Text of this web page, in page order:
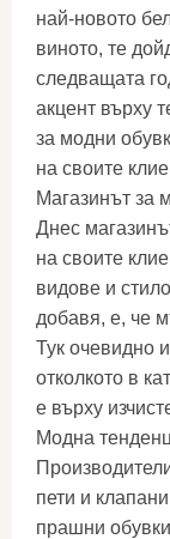
най-новото
виното, те
следващата
акцент върху
за модни
на своите
Магазинът за
Днес
на своите
видове и
добавя, е, че
Тук очевидно
отколкото в
е върху
Модна
пети и
прашни